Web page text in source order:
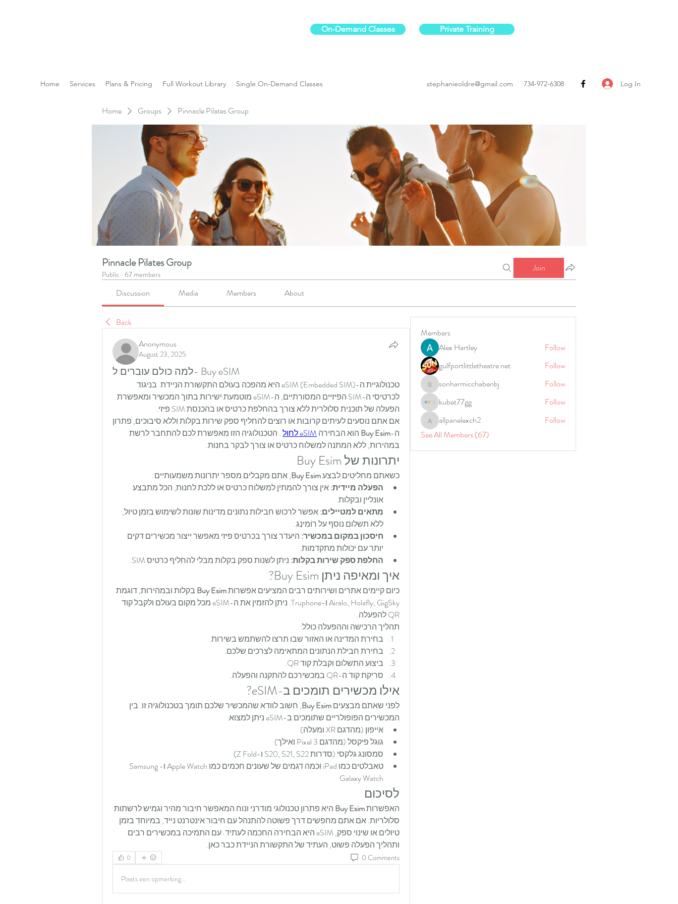
On-Demand Classes Private Training
Home Services Plans & Pricing Full Workout Library Single On-Demand Classes stephanieoldre@gmail.com 734-972-6308 Log In
Home Groups Pinnacle Pilates Group
Pinnacle Pilates Group
Public · 67 members
Join
Discussion Media Members About
Back
Anonymous
August 23, 2025
למה כולם עוברים ל- Buy eSIM
הפעלה של תוכנית סלולרית ללא צורך בהחלפת כרטיס או בהכנסת SIM פיזי.
ה-Buy Esim הוא הבחירה eSIM לחול
במהירות, ללא המתנה למשלוח כרטיס או צורך לבקר בחנות.
יתרונות של Buy Esim
כשאתם מחליטים לבצע Buy Esim, אתם מקבלים מספר יתרונות משמעותיים:
הפעלה מיידית:
אונליין ובקלות.
מתאים למטיילים:
ללא תשלום נוסף על רוֹמִינְג.
חיסכון במקום במכשיר:
יותר עם יכולות מתקדמות.
החלפת ספק שירות בקלות: ניתן לשנות ספק בקלות מבלי להחליף כרטיס SIM.
איך ומאיפה ניתן Buy Esim?
כיום קיימים אתרים ושירותים רבים המציעים אפשרות Buy Esim
QR להפעלה.
תהליך הרכישה וההפעלה כולל:
בחירת המדינה או האזור שבו תרצו להשתמש בשירות.
בחירת חבילת הנתונים המתאימה לצרכים שלכם.
ביצוע התשלום וקבלת קוד QR.
סריקת קוד ה-QR במכשירכם להתקנה והפעלה.
אילו מכשירים תומכים ב-eSIM?
לפני שאתם מבצעים Buy Esim
המכשירים הפופולריים שתומכים ב-eSIM ניתן למצוא:
אייפון (מהדגם XR ומעלה)
גוגל פיקסל (מהדגם Pixel 3 ואילך)
סמסונג גלקסי (סדרות S20, S21, S22 ו-Z Fold)
טאבלטים כמו iPad וכמה דגמים של שעונים חכמים כמו Apple Watch ו-Samsung
Galaxy Watch
לסיכום
האפשרות Buy Esim
ותהליך הפעלה פשוט, העתיד של התקשורת הניידת כבר כאן.
0 0 Comments
Plaats een opmerking...
Members
Alex Hartley
Follow
gulfportlittletheatre net
Follow
sonharmicchabenbj
sonharmicchabenbj
Follow
kubet77gg
Follow
allpanelexch2
allpanelexch2
Follow
See All Members (67)